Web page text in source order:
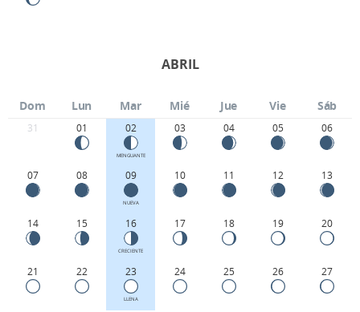
ABRIL
Dom Lun Mar Mié Jue Vie Sáb
31 01 02
MENGUANTE
03 04 05 06
07 08 09
NUEVA
10 11 12 13
14 15 16
CRECIENTE
17 18 19 20
21 22 23
LLENA
24 25 26 27